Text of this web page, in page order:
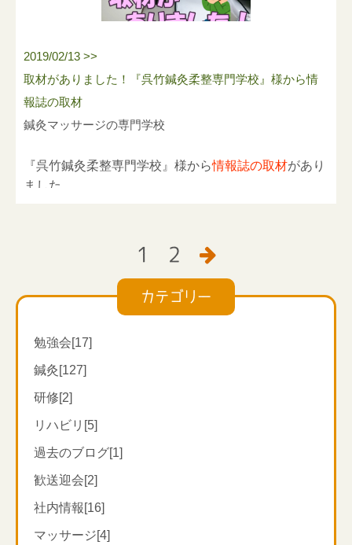
訪問鍼灸マッサージの対応地域エリアはこちら↓
な「達成感」を感じることでオキシトシンが分泌され
ることも分かっている用です。
新型コロナウイルスでの自粛生活でストレスが溜まる
中、
動物の動画を集めてみました！
動物のかわいさは癒し効果が大きいです！
https://youtu.be/QYAFmpAzNDQ
↓
http://kawasaki-senior.com/report/?
我々が事業として行っている在宅医療による訪問鍼灸
マッサージ
***************
ハートスマイルマッサージ・川崎
麻生
住所：川崎市麻生区千代ケ丘1-20-29グリーンハウス
ハートスマイルマッサージ・川崎
多摩
住所：川崎市多摩区宿河原3-10-13-101
リハリーサポート鍼灸室
*********************************************
ハートスマイルマッサージ・川崎麻
住所：川崎市麻生区千代ケ丘1-20-29グリーンハウス
合103
ハートスマイルマッサージ・川崎多
住所：川崎市多摩区宿河原3-10-13-101
2019/02/13 >>
取材がありました！『呉竹鍼灸柔整専門学校』様から情
報誌の取材
鍼灸マッサージの専門学校
『呉竹鍼灸柔整専門学校』様から情報誌の取材があり
ました。
真撮影をされました。
在宅・訪問鍼灸マッサージに興味のある方の参考にな
れば良いなと思います。
1 2 
カテゴリー
勉強会[17]
鍼灸[127]
研修[2]
リハビリ[5]
過去のブログ[1]
歓送迎会[2]
社内情報[16]
マッサージ[4]